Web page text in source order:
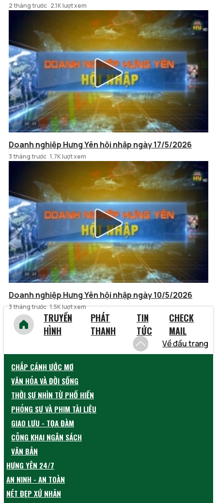
2 tháng trước 2.1K lượt xem
Doanh nghiệp Hưng Yên hội nhập ngày 17/5/2026
3 tháng trước 1.7K lượt xem
Doanh nghiệp Hưng Yên hội nhập ngày 10/5/2026
3 tháng trước 1.5K lượt xem
TRUYỀN
HÌNH
PHÁT
THANH
TIN
TỨC
CHECK
MAIL
Về đầu trang
CHẮP CÁNH ƯỚC MƠ
VĂN HÓA VÀ ĐỜI SỐNG
THỜI SỰ NHÌN TỪ PHỐ HIẾN
PHÓNG SỰ VÀ PHIM TÀI LIỆU
GIAO LƯU - TỌA ĐÀM
CÔNG KHAI NGÂN SÁCH
VĂN BẢN
HƯNG YÊN 24/7
AN NINH - AN TOÀN
NÉT ĐẸP XỨ NHÃN